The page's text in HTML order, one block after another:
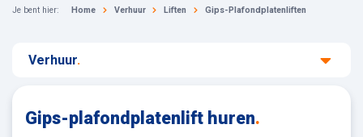
Je bent hier: Home Verhuur Liften Gips-Plafondplatenliften
Verhuur.
Gips-plafondplatenlift huren.